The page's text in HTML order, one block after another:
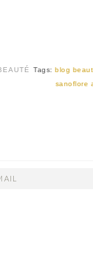
Tags: blog
sanoflore